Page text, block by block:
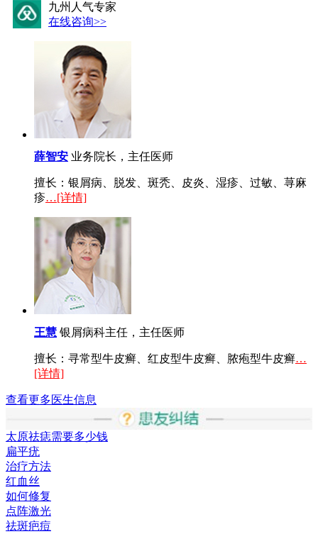
九州人气专家
在线咨询>>
薛智安 业务院长，主任医师
擅长：银屑病、脱发、斑秃、皮炎、湿疹、过敏、荨麻
疹…[详情]
王慧 银屑病科主任，主任医师
擅长：寻常型牛皮癣、红皮型牛皮癣、脓疱型牛皮癣…
[详情]
查看更多医生信息
太原祛痣需要多少钱
扁平疣
治疗方法
红血丝
如何修复
点阵激光
祛斑疤痘